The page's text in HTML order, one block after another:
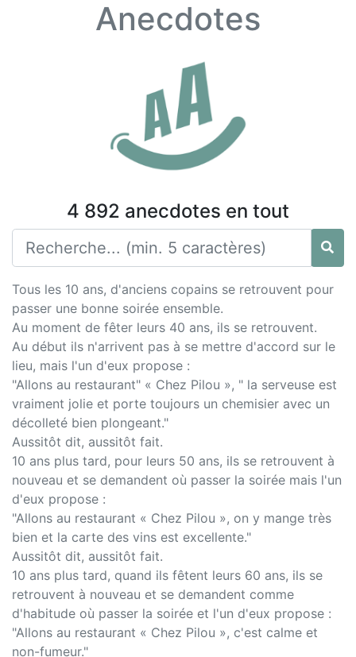
Anecdotes
4 892 anecdotes en tout
Tous les 10 ans, d'anciens copains se retrouvent pour
passer une bonne soirée ensemble.
Au moment de fêter leurs 40 ans, ils se retrouvent.
Au début ils n'arrivent pas à se mettre d'accord sur le
lieu, mais l'un d'eux propose :
"Allons au restaurant" « Chez Pilou », " la serveuse est
vraiment jolie et porte toujours un chemisier avec un
décolleté bien plongeant."
Aussitôt dit, aussitôt fait.
10 ans plus tard, pour leurs 50 ans, ils se retrouvent à
nouveau et se demandent où passer la soirée mais l'un
d'eux propose :
"Allons au restaurant « Chez Pilou », on y mange très
bien et la carte des vins est excellente."
Aussitôt dit, aussitôt fait.
10 ans plus tard, quand ils fêtent leurs 60 ans, ils se
retrouvent à nouveau et se demandent comme
d'habitude où passer la soirée et l'un d'eux propose :
"Allons au restaurant « Chez Pilou », c'est calme et
non-fumeur."